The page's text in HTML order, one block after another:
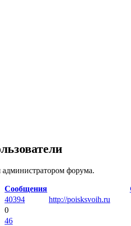
администратором форума.
Сообщения
40394 http://poisksvoih.ru
0
46